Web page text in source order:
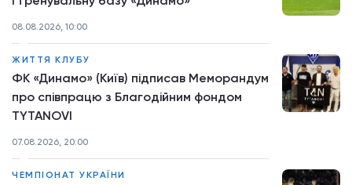
08.08.2026, 10:00
ЖИТТЯ КЛУБУ
ФК «Динамо» (Київ) підписав Меморандум
про співпрацю з Благодійним фондом
TYTANOVI
07.08.2026, 20:00
ЧЕМПІОНАТ УКРАЇНИ